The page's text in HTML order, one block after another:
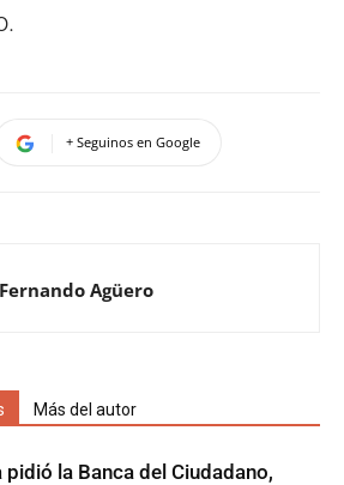
+ Seguinos en Google
Fernando Agüero
Más del autor
pidió la Banca del Ciudadano,